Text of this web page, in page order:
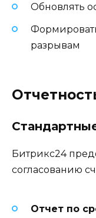
Обновлять
разрывам
Битрикс24
согласованию
Отчет по